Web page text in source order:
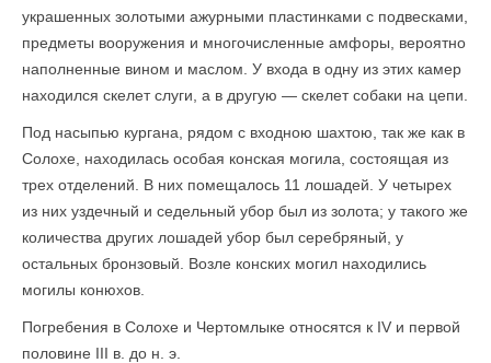
украшенных золотыми ажурными пластинками с подвесками,
предметы вооружения и многочисленные амфоры, вероятно
наполненные вином и маслом. У входа в одну из этих камер
находился скелет слуги, а в другую — скелет собаки на цепи.
Под насыпью кургана, рядом с входною шахтою, так же как в
Солохе, находилась особая конская могила, состоящая из
трех отделений. В них помещалось 11 лошадей. У четырех
из них уздечный и седельный убор был из золота; у такого же
количества других лошадей убор был серебряный, у
остальных бронзовый. Возле конских могил находились
могилы конюхов.
Погребения в Солохе и Чертомлыке относятся к IV и первой
половине III в. до н. э.